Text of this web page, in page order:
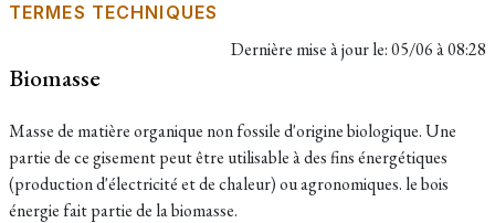
TERMES TECHNIQUES
Dernière mise à jour le:05/06 à 08:28
Biomasse
Masse de matière organique non fossile d'origine biologique. Une
partie de ce gisement peut être utilisable à des fins énergétiques
(production d'électricité et de chaleur) ou agronomiques. le bois
énergie fait partie de la biomasse.